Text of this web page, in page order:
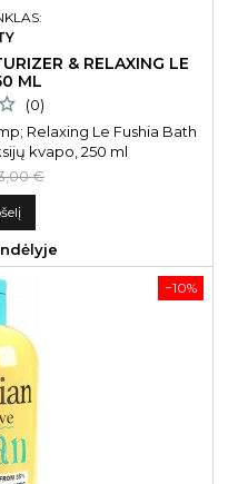
& RELAXING LE
ML
(0)
Relaxing Le Fushia Bath
kvapo, 250 ml
€
−10%